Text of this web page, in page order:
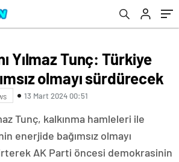
Yılmaz Tunç: Türkiye
olmayı sürdürecek
13 Mart 2024 00:51
Tunç, kalkınma hamleleri ile
enerjide bağımsız olmayı
AK Parti öncesi demokrasinin